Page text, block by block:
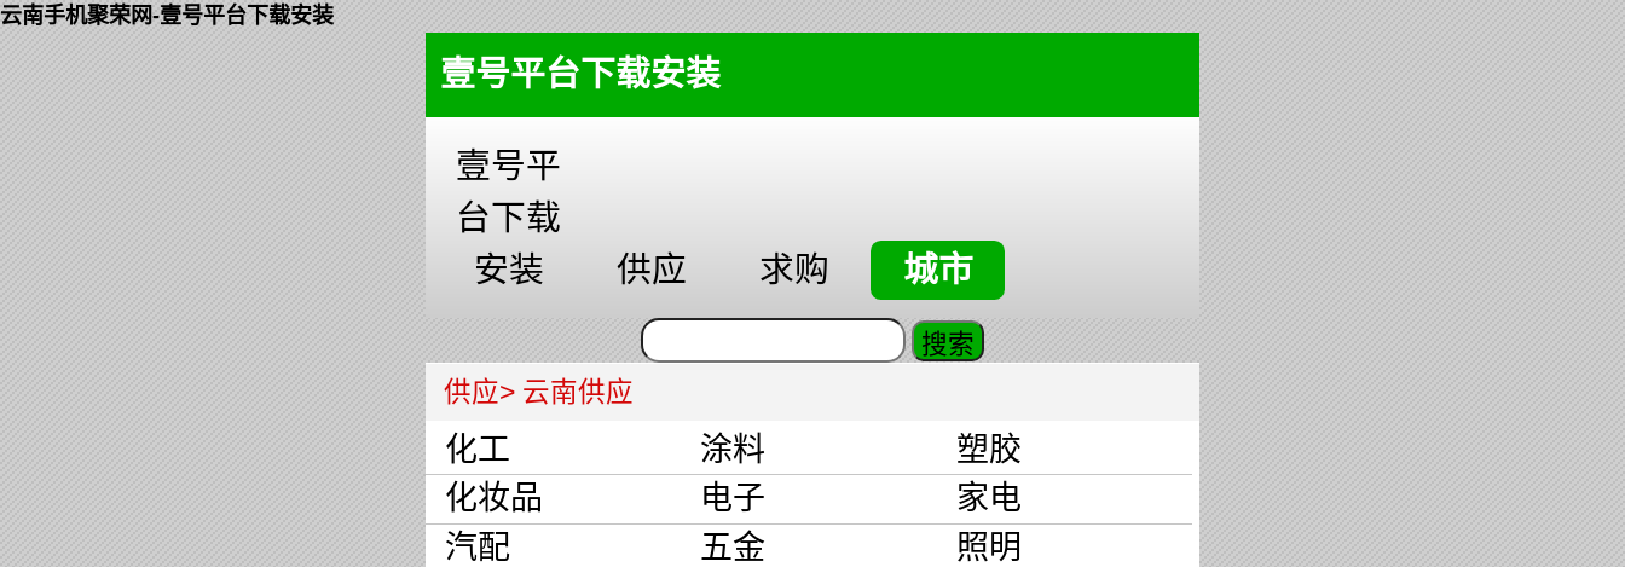
云南手机聚荣网-壹号平台下载安装
壹号平台下载安装
壹号平
台下载
安装
供应 求购 城市
供应> 云南供应
化工 涂料
塑胶
化妆品
电子
家电
汽配
五金
照明